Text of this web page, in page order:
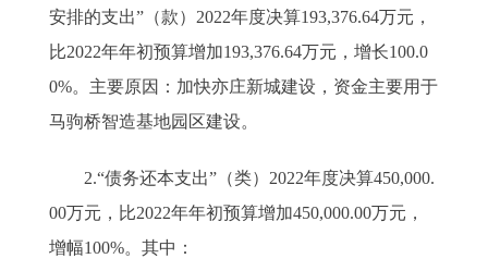
安排的支出”（款）2022年度决算193,376.64万元，
比2022年年初预算增加193,376.64万元，增长100.0
0%。主要原因：加快亦庄新城建设，资金主要用于
马驹桥智造基地园区建设。
2.“债务还本支出”（类）2022年度决算450,000.
00万元，比2022年年初预算增加450,000.00万元，
增幅100%。其中：